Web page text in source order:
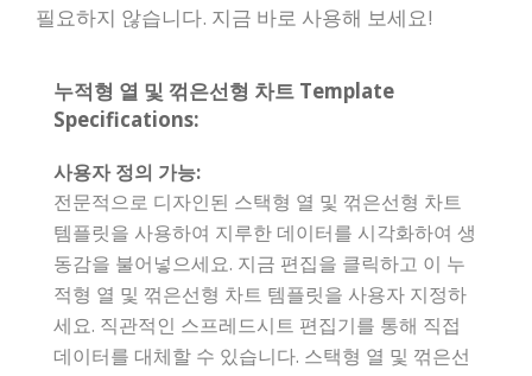
필요하지 않습니다. 지금 바로 사용해 보세요!
누적형 열 및 꺾은선형 차트 Template
Specifications:
사용자 정의 가능:
전문적으로 디자인된 스택형 열 및 꺾은선형 차트
템플릿을 사용하여 지루한 데이터를 시각화하여 생
동감을 불어넣으세요. 지금 편집을 클릭하고 이 누
적형 열 및 꺾은선형 차트 템플릿을 사용자 지정하
세요. 직관적인 스프레드시트 편집기를 통해 직접
데이터를 대체할 수 있습니다. 스택형 열 및 꺾은선